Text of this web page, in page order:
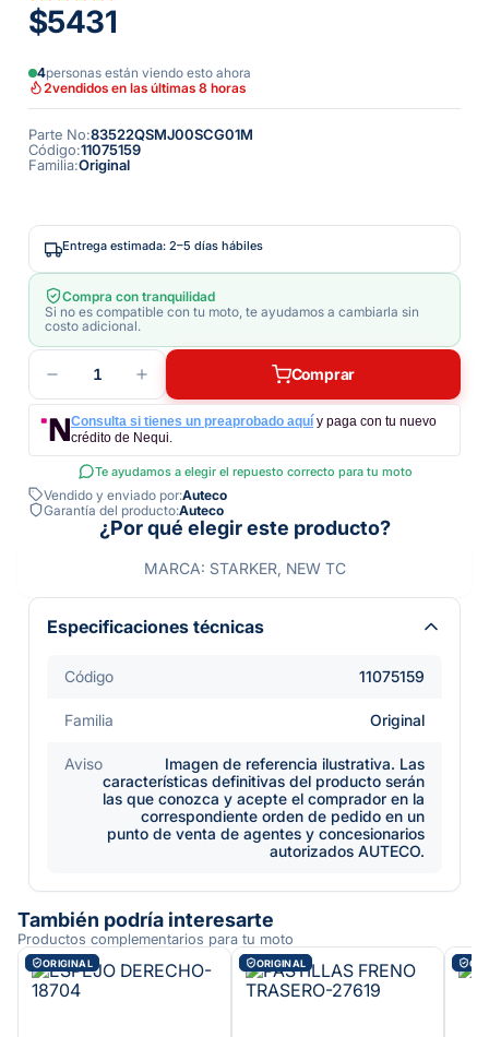
$5431
4personas están viendo esto ahora
2vendidos en las últimas 8 horas
Parte No:83522QSMJ00SCG01M
Código:11075159
Familia:Original
Entrega estimada: 2–5 días hábiles
Compra con tranquilidad
Si no es compatible con tu moto, te ayudamos a cambiarla sin
costo adicional.
1 Comprar
Consulta si tienes un preaprobado aquí y paga con tu nuevo
crédito de Nequi.
Te ayudamos a elegir el repuesto correcto para tu moto
Vendido y enviado por:Auteco
Garantía del producto:Auteco
¿Por qué elegir este producto?
MARCA: STARKER, NEW TC
Especificaciones técnicas
Código 11075159
Familia Original
Aviso
Imagen de referencia ilustrativa. Las
características definitivas del producto serán
las que conozca y acepte el comprador en la
correspondiente orden de pedido en un
punto de venta de agentes y concesionarios
autorizados AUTECO.
También podría interesarte
Productos complementarios para tu moto
ORIGINAL ORIGINAL